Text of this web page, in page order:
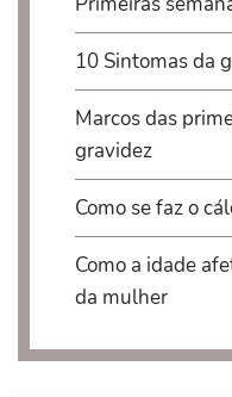
10 Sintomas da
Marcos das
gravidez
Como se faz o
Como a idade
da mulher